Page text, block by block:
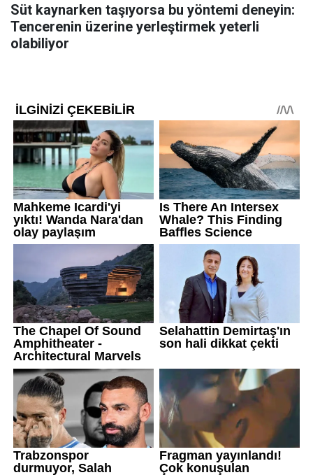
Süt kaynarken taşıyorsa bu yöntemi deneyin:
Tencerenin üzerine yerleştirmek yeterli
olabiliyor